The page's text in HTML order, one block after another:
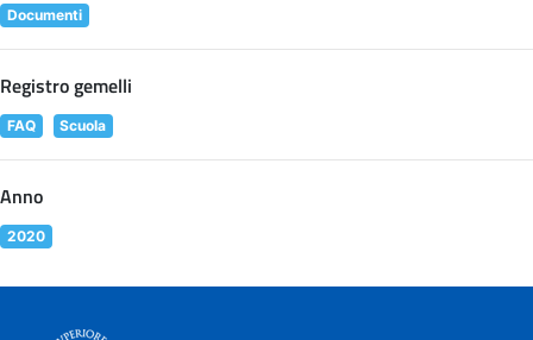
Documenti
Registro gemelli
FAQ Scuola
Anno
2020